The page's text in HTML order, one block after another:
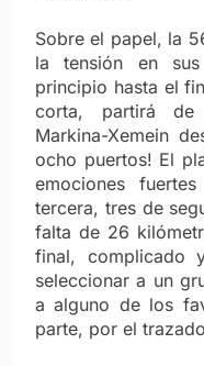
Sobre el papel, la
la tensión en
principio hasta el
corta, partirá de
Markina-Xemein
ocho puertos! El
emociones
tercera, tres de
falta de 26
final, complicado
seleccionar a un
a alguno de los
parte, por el